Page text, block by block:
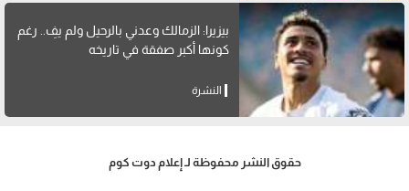
بيزيرا: الزمالك وعدني بالرحيل ولم يفِ.. رغم
كونها أكبر صفقة في تاريخه
النشرة
حقوق النشر محفوظة لـ إعلام دوت كوم